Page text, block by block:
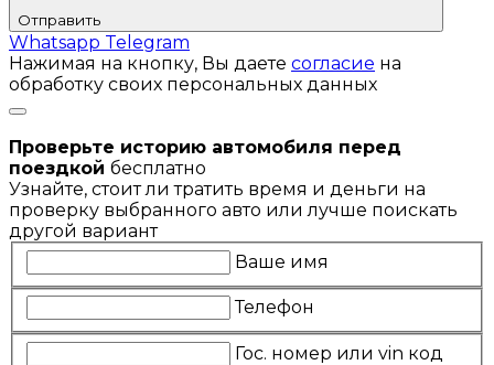
Отправить
Whatsapp Telegram
Нажимая на кнопку, Вы даете согласие на
обработку своих персональных данных
Проверьте историю автомобиля перед
поездкой бесплатно
Узнайте, стоит ли тратить время и деньги на
проверку выбранного авто или лучше поискать
другой вариант
Ваше имя
Телефон
Гос. номер или vin код